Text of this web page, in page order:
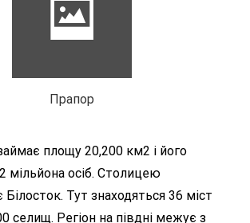
Прапор
площу 20,200 км2 і його
мільйона осіб. Столицею
Тут знаходяться 36 міст
селищ. Регіон на півдні межує з